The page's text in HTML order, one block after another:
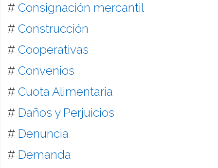
# Consignación mercantil
# Construcción
# Cooperativas
# Convenios
# Cuota Alimentaria
# Daños y Perjuicios
# Denuncia
# Demanda